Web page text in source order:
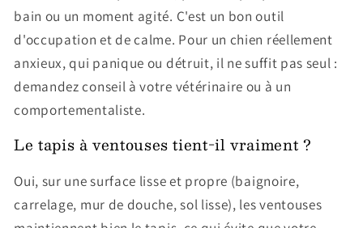
bain ou un moment agité. C'est un bon outil
d'occupation et de calme. Pour un chien réellement
anxieux, qui panique ou détruit, il ne suffit pas seul :
demandez conseil à votre vétérinaire ou à un
comportementaliste.
Le tapis à ventouses tient-il vraiment ?
Oui, sur une surface lisse et propre (baignoire,
carrelage, mur de douche, sol lisse), les ventouses